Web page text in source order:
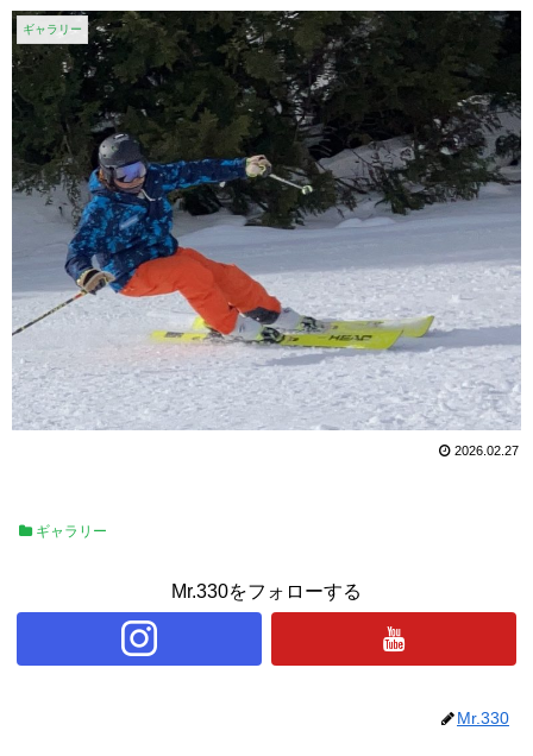
ギャラリー
2026.02.27
ギャラリー
Mr.330をフォローする
Mr.330